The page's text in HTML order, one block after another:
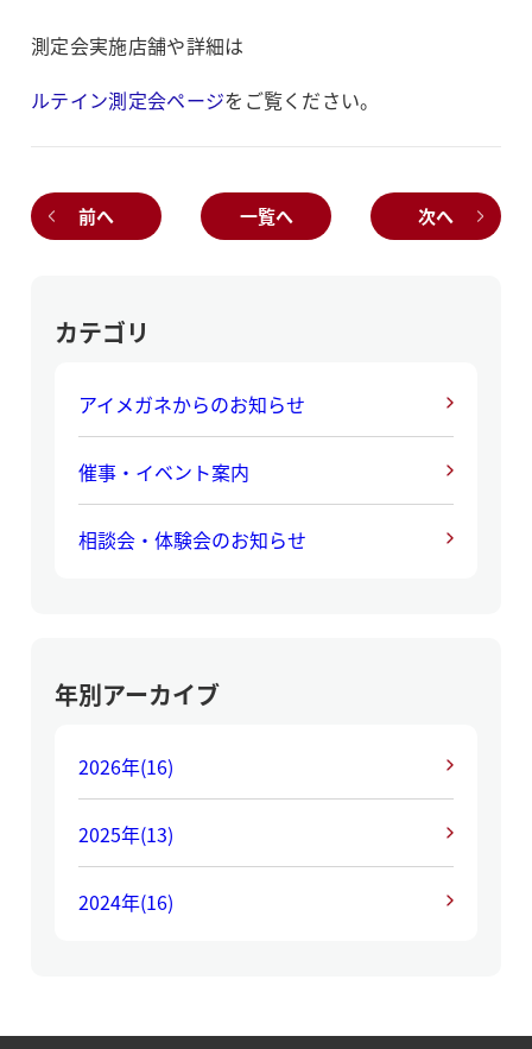
測定会実施店舗や詳細は
ルテイン測定会ページをご覧ください。
前へ 一覧へ 次へ
カテゴリ
アイメガネからのお知らせ
催事・イベント案内
相談会・体験会のお知らせ
年別アーカイブ
2026年(16)
2025年(13)
2024年(16)